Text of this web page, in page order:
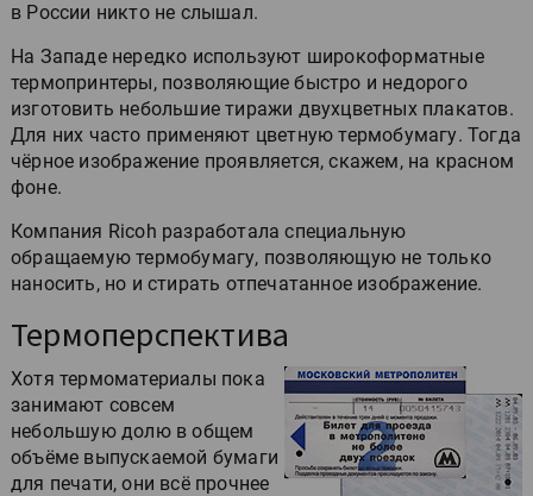
в России никто не слышал.
На Западе нередко используют широкоформатные
термопринтеры, позволяющие быстро и недорого
изготовить небольшие тиражи двухцветных плакатов.
Для них часто применяют цветную термобумагу. Тогда
чёрное изображение проявляется, скажем, на красном
фоне.
Компания Ricoh разработала специальную
обращаемую термобумагу, позволяющую не только
наносить, но и стирать отпечатанное изображение.
Термоперспектива
Хотя термоматериалы пока
занимают совсем
небольшую долю в общем
объёме выпускаемой бумаги
для печати, они всё прочнее